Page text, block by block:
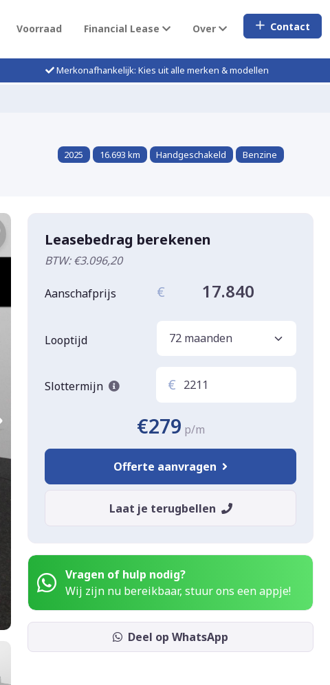
Voorraad Financial Lease Over Contact
Merkonafhankelijk: Kies uit alle merken & modellen
2025 16.693 km Handgeschakeld Benzine
Leasebedrag berekenen
BTW: €3.096,20
Aanschafprijs € 17.840
Looptijd
Slottermijn €
€279 p/m
Offerte aanvragen
Laat je terugbellen
Vragen of hulp nodig?
Wij zijn nu bereikbaar, stuur ons een appje!
Deel op WhatsApp